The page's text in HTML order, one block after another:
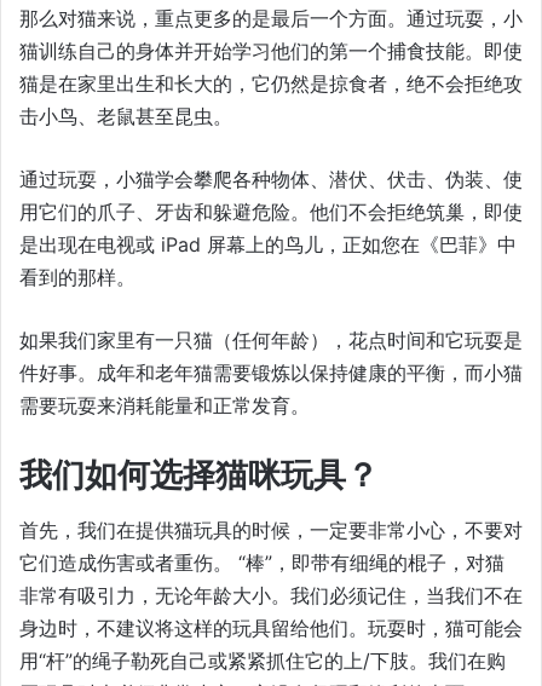
那么对猫来说，重点更多的是最后一个方面。通过玩耍，小
猫训练自己的身体并开始学习他们的第一个捕食技能。即使
猫是在家里出生和长大的，它仍然是掠食者，绝不会拒绝攻
击小鸟、老鼠甚至昆虫。
通过玩耍，小猫学会攀爬各种物体、潜伏、伏击、伪装、使
用它们的爪子、牙齿和躲避危险。他们不会拒绝筑巢，即使
是出现在电视或 iPad 屏幕上的鸟儿，正如您在《巴菲》中
看到的那样。
如果我们家里有一只猫（任何年龄），花点时间和它玩耍是
件好事。成年和老年猫需要锻炼以保持健康的平衡，而小猫
需要玩耍来消耗能量和正常发育。
我们如何选择猫咪玩具？
首先，我们在提供猫玩具的时候，一定要非常小心，不要对
它们造成伤害或者重伤。 “棒”，即带有细绳的棍子，对猫
非常有吸引力，无论年龄大小。我们必须记住，当我们不在
身边时，不建议将这样的玩具留给他们。玩耍时，猫可能会
用“杆”的绳子勒死自己或紧紧抓住它的上/下肢。我们在购